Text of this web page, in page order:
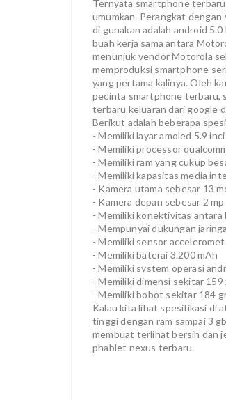
Ternyata smartphone
umumkan. Perangkat
di gunakan adalah android
buah kerja sama antara
menunjuk vendor Motorola
memproduksi smartphone
yang pertama kalinya. Oleh
pecinta smartphone terbaru,
terbaru keluaran dari google
Berikut adalah beberapa
- Memiliki layar amoled 5.9
- Memiliki processor
- Memiliki ram yang cukup
- Memiliki kapasitas media
- Kamera utama sebesar 13
- Kamera depan sebesar 2 mp
- Memiliki konektivitas
- Mempunyai dukungan
- Memiliki sensor
- Memiliki baterai 3.200 mAh
- Memiliki system operasi
- Memiliki dimensi sekitar 159
- Memiliki bobot sekitar 184
Kalau kita lihat spesifikasi di
tinggi dengan ram sampai 3
membuat terlihat bersih dan
phablet nexus terbaru.